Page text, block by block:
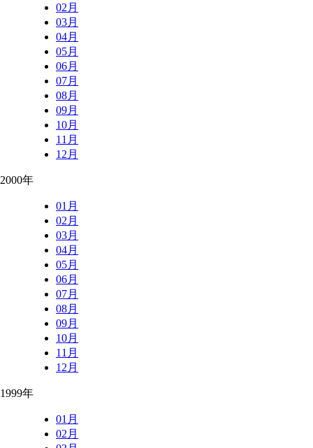
02月
03月
04月
05月
06月
07月
08月
09月
10月
11月
12月
2000年
01月
02月
03月
04月
05月
06月
07月
08月
09月
10月
11月
12月
1999年
01月
02月